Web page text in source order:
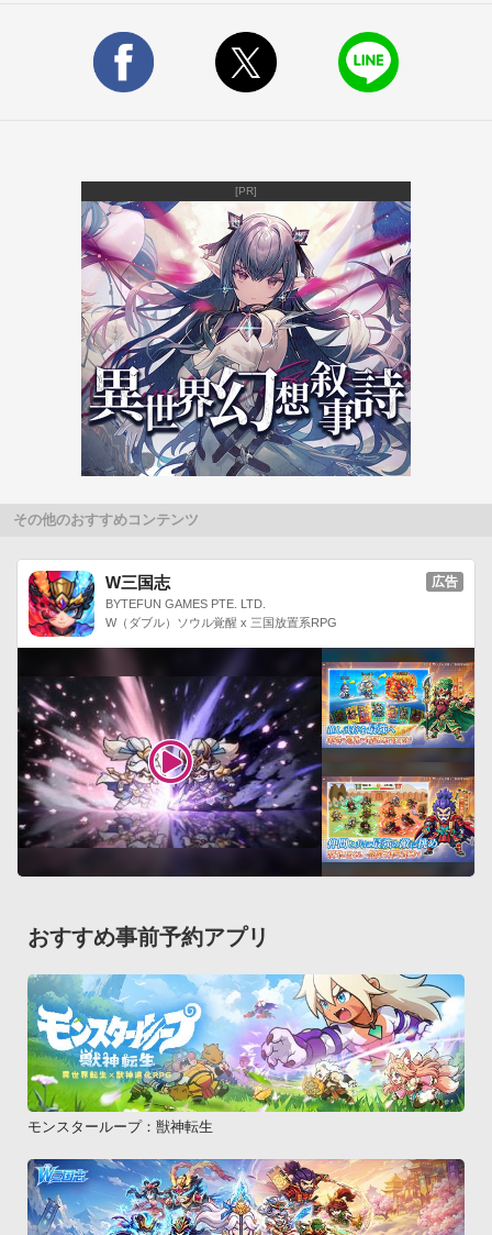
[PR]
その他のおすすめコンテンツ
W三国志
BYTEFUN GAMES PTE. LTD.
W（ダブル）ソウル覚醒 x 三国放置系RPG
広告
おすすめ事前予約アプリ
モンスターループ：獣神転生